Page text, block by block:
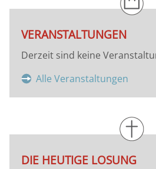
VERANSTALTUNGEN
Derzeit sind keine
Alle Veranstaltungen
DIE HEUTIGE LOSUNG